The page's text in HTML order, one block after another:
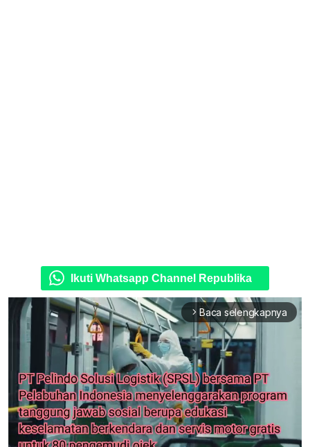
Ikuti Whatsapp Channel Republika
arrow_forward_ios Baca selengkapnya